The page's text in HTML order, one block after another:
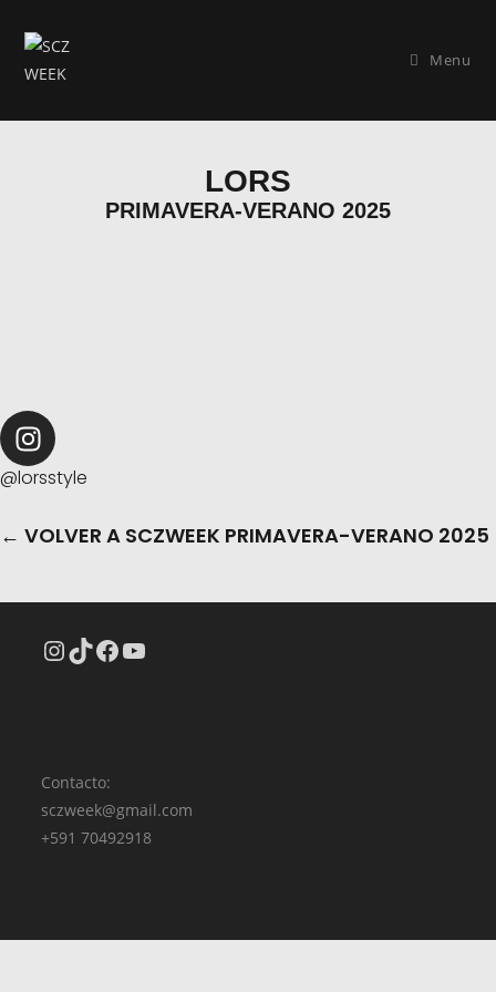
Menu
LORS
PRIMAVERA-VERANO 2025
@lorsstyle
← VOLVER A SCZWEEK PRIMAVERA-VERANO 2025
Contacto:
sczweek@gmail.com
+591 70492918